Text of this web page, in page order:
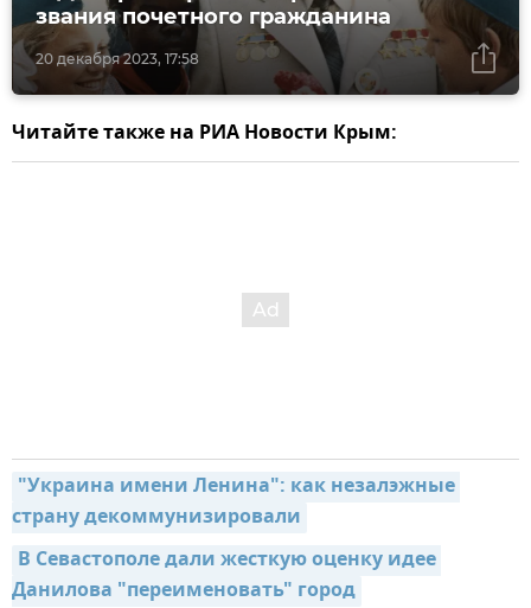
20 декабря 2023, 17:58
звания почетного гражданина
Читайте также на РИА Новости Крым:
"Украина имени Ленина": как незалэжные
страну декоммунизировали
В Севастополе дали жесткую оценку идее
Данилова "переименовать" город